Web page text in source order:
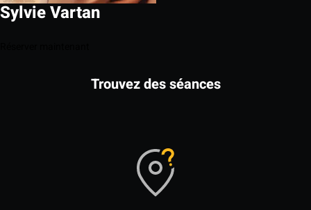
Sylvie Vartan
Trouvez des séances